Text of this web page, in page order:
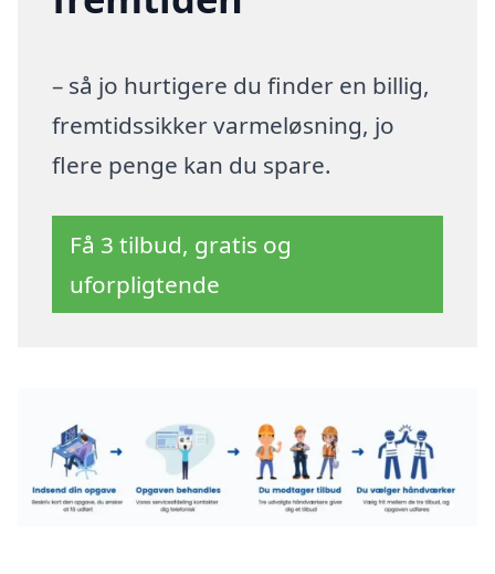
– så jo hurtigere du finder en billig,
fremtidssikker varmeløsning, jo
flere penge kan du spare.
Få 3 tilbud, gratis og
uforpligtende